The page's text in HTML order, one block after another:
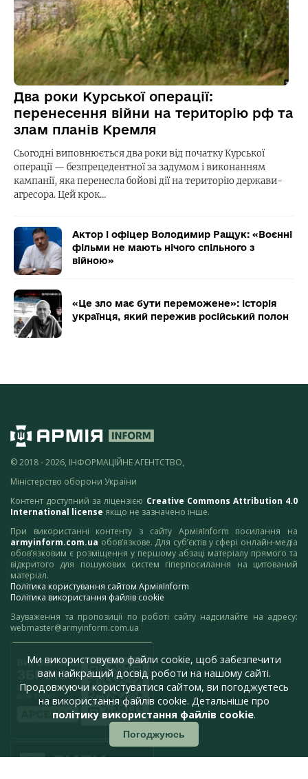
Два роки Курської операції:
перенесення війни на територію рф та
злам планів Кремля
Сьогодні виповнюється два роки від початку Курської
операції — безпрецедентної за задумом і виконанням
кампанії, яка перенесла бойові дії на територію держави-
агресора. Цей крок…
Актор і офіцер Володимир Ращук: «Воєнні
фільми не мають нічого спільного з
війною»
«Це зло має бути переможене»: історія
українця, який пережив російський полон
© 2018 - 2026, ІНФОРМАЦІЙНЕ АГЕНТСТВО,
Міністерство оборони України
Контент доступний за ліцензією Creative Commons Attribution 4.0
International license якщо не зазначено інше.
При використанні контенту з сайту АрміяInform посилання на
armyinform.com.ua обов’язкове. Для суб’єктів у сфері онлайн-медіа
обов’язковим є розміщення у першому абзаці матеріалу прямого та
відкритого для пошукових систем гіперпосилання на цитований
матеріал.
Політика користування сайтом АрміяInform
Політика використання файлів cookie
Зауваження та пропозиції по роботі сайту надсилайте на адресу:
webmaster@armyinform.com.ua
Ми використовуємо файли cookie, щоб забезпечити
вам найкращий досвід роботи на нашому сайті.
Продовжуючи користуватися сайтом, ви погоджуєтесь
на використання файлів cookie. Детальніше про
політику використання файлів cookie.
Погоджуюсь